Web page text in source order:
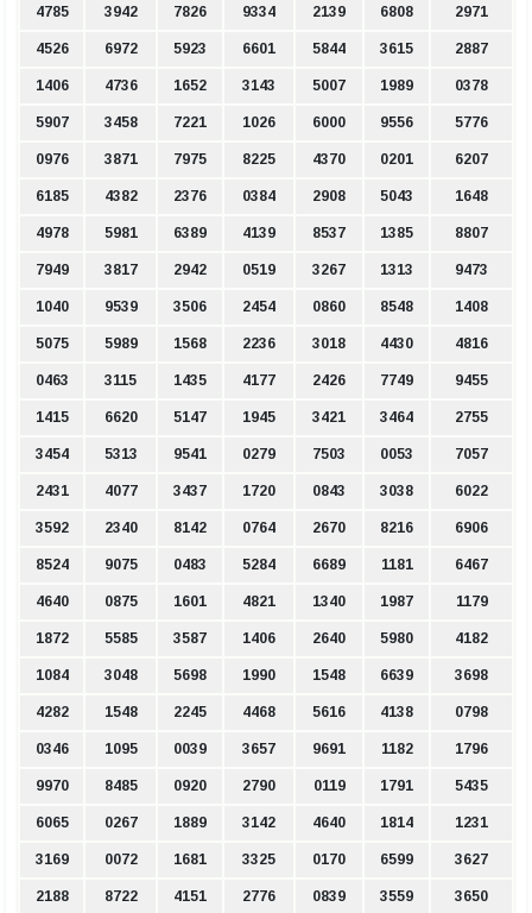
4785 3942 7826 9334 2139 6808 2971
4526 6972 5923 6601 5844 3615 2887
1406 4736 1652 3143 5007 1989 0378
5907 3458 7221 1026 6000 9556 5776
0976 3871 7975 8225 4370 0201 6207
6185 4382 2376 0384 2908 5043 1648
4978 5981 6389 4139 8537 1385 8807
7949 3817 2942 0519 3267 1313 9473
1040 9539 3506 2454 0860 8548 1408
5075 5989 1568 2236 3018 4430 4816
0463 3115 1435 4177 2426 7749 9455
1415 6620 5147 1945 3421 3464 2755
3454 5313 9541 0279 7503 0053 7057
2431 4077 3437 1720 0843 3038 6022
3592 2340 8142 0764 2670 8216 6906
8524 9075 0483 5284 6689 1181 6467
4640 0875 1601 4821 1340 1987 1179
1872 5585 3587 1406 2640 5980 4182
1084 3048 5698 1990 1548 6639 3698
4282 1548 2245 4468 5616 4138 0798
0346 1095 0039 3657 9691 1182 1796
9970 8485 0920 2790 0119 1791 5435
6065 0267 1889 3142 4640 1814 1231
3169 0072 1681 3325 0170 6599 3627
2188 8722 4151 2776 0839 3559 3650